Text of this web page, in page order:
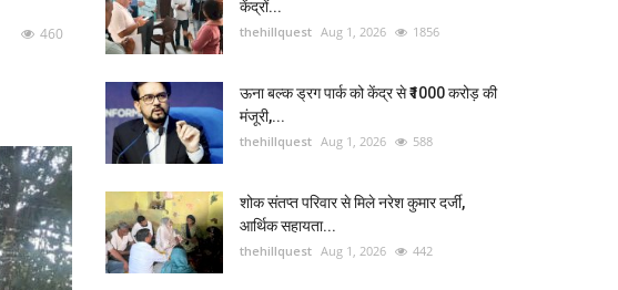
460
केंद्रों...
thehillquest Aug 1, 2026 1856
ऊना बल्क ड्रग पार्क को केंद्र से ₹1000 करोड़ की
मंजूरी,...
thehillquest Aug 1, 2026 588
शोक संतप्त परिवार से मिले नरेश कुमार दर्जी,
आर्थिक सहायता...
thehillquest Aug 1, 2026 442